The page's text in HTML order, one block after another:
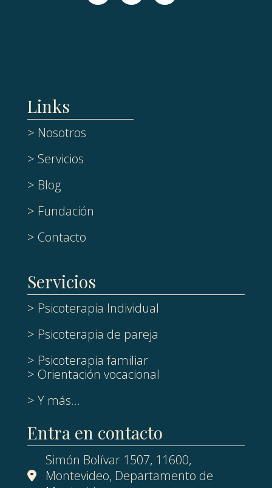
Links
> Nosotros
> Servicios
> Blog
> Fundación
> Contacto
Servicios
> Psicoterapia Individual
> Psicoterapia de pareja
> Psicoterapia familiar
> Orientación vocacional
> Y más...
Entra en contacto
Simón Bolívar 1507, 11600,
Montevideo, Departamento de